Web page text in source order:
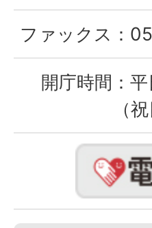
ファックス：
開庁時間：
（